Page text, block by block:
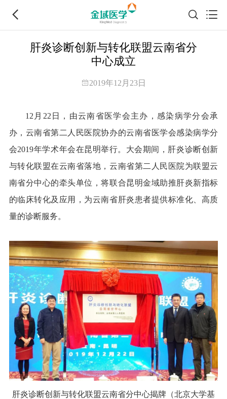
肝炎诊断创新与转化联盟云南省分
中心成立
2019年12月23日
12月22日，由云南省医学会主办，感染病学分会承
办，云南省第二人民医院协办的云南省医学会感染病学分
会2019年学术年会在昆明举行。大会期间，肝炎诊断创新
与转化联盟在云南省落地，云南省第二人民医院为联盟云
南省分中心的牵头单位，将联合昆明金域助推肝炎新指标
的临床转化及应用，为云南省肝炎患者提供标准化、高质
量的诊断服务。
肝炎诊断创新与转化联盟云南省分中心揭牌（北京大学基